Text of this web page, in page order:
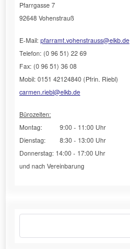
Pfarrgasse 7
92648 Vohenstrauß
E-Mail: pfarramt.vohenstrauss@elkb.de
Telefon: (0 96 51) 22 69
Fax: (0 96 51) 36 08
Mobil: 0151 42124840 (Pfrin. Riebl)
carmen.riebl@elkb.de
Bürozeiten:
Montag: 9:00 - 11:00 Uhr
Dienstag: 8:30 - 13:00 Uhr
Donnerstag: 14:00 - 17:00 Uhr
und nach Vereinbarung